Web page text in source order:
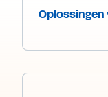
Oplossingen